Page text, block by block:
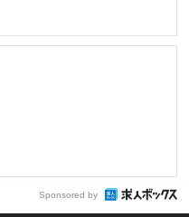
Sponsored by